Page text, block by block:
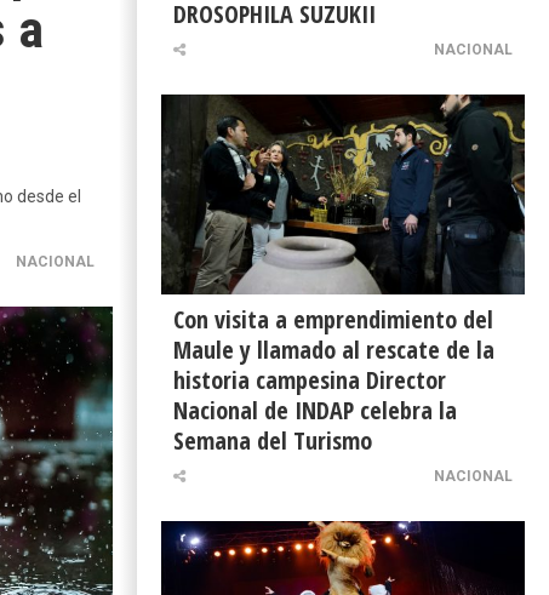
a
desde el
NACIONAL
DROSOPHILA SUZUKII
NACIONAL
Con visita a emprendimiento del
Maule y llamado al rescate de la
historia campesina Director
Nacional de INDAP celebra la
Semana del Turismo
NACIONAL